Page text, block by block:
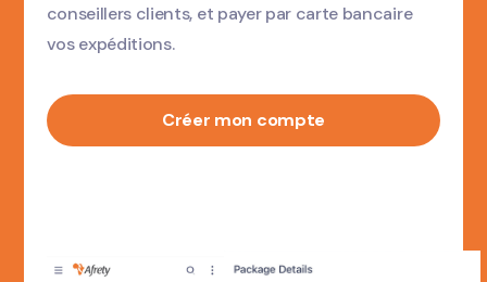
conseillers clients, et payer par carte bancaire
vos expéditions.
Créer mon compte